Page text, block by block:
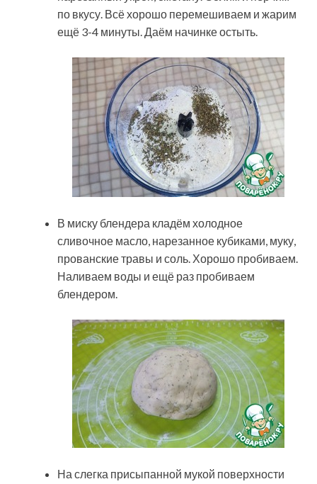
по вкусу. Всё хорошо перемешиваем и жарим
ещё 3-4 минуты. Даём начинке остыть.
В миску блендера кладём холодное
сливочное масло, нарезанное кубиками, муку,
прованские травы и соль. Хорошо пробиваем.
Наливаем воды и ещё раз пробиваем
блендером.
На слегка присыпанной мукой поверхности